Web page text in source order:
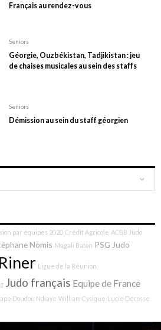
Français au rendez-vous
Seniors
Géorgie, Ouzbékistan, Tadjikistan : jeu
de chaises musicales au sein des staffs
Seniors
Démission au sein du staff géorgien
par équipes 2020 Crédit Agricole ACBB Judo
Nomis Magali Baton PSG Judo
Ligue de la Réunion
Judo français Equipe de France
Doudou Ndiaye William Cysique Lucie Décosse